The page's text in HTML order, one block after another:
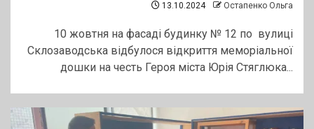
13.10.2024 Остапенко Ольга
10 жовтня на фасаді будинку № 12 по вулиці
Склозаводська відбулося відкриття меморіальної
дошки на честь Героя міста Юрія Стяглюка...